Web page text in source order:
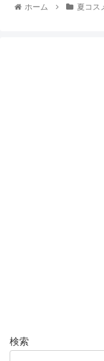
ホーム 夏コス
検索